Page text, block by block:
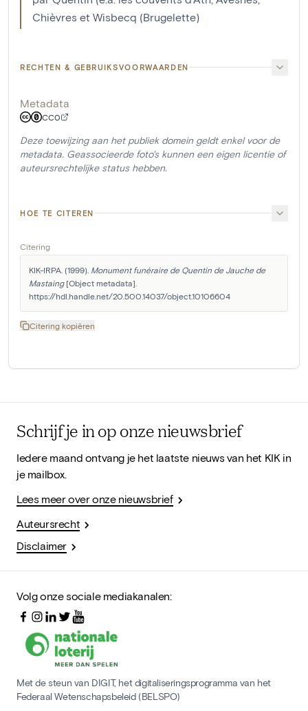
Chièvres et Wisbecq (Brugelette)
RECHTEN & GEBRUIKSVOORWAARDEN
Metadata
CC0
Deze toewijzing aan het publiek domein geldt enkel voor de
metadata. Geassocieerde foto's kunnen een eigen licentie of
auteursrechtelijke status hebben.
HOE TE CITEREN
Citering
KIK-IRPA. (1999). Monument funéraire de Quentin de Jauche de
Mastaing [Object metadata].
https://hdl.handle.net/20.500.14037/object.10106604
Citering kopiëren
Schrijf je in op onze nieuwsbrief
Iedere maand ontvang je het laatste nieuws van het KIK in
je mailbox.
Lees meer over onze nieuwsbrief
Auteursrecht
Disclaimer
Volg onze sociale mediakanalen:
Met de steun van DIGIT, het digitaliseringsprogramma van het
Federaal Wetenschapsbeleid (BELSPO)